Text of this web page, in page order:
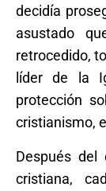
decidía
asustado
retrocedido,
líder de la
protección
cristianismo,
Después del
cristiana,